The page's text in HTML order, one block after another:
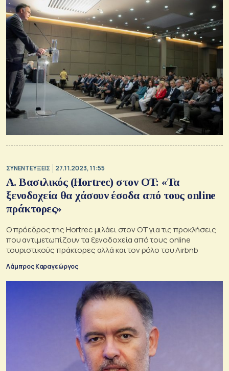
ΣΥΝΕΝΤΕΥΞΕΙΣ 27.11.2023, 11:55
Α. Βασιλικός (Hortrec) στον OT: «Τα
ξενοδοχεία θα χάσουν έσοδα από τους online
πράκτορες»
Ο πρόεδρος της Hortrec μιλάει στον OT για τις προκλήσεις
που αντιμετωπίζουν τα ξενοδοχεία από τους online
τουριστικούς πράκτορες αλλά και τον ρόλο του Airbnb
Λάμπρος Καραγεώργος